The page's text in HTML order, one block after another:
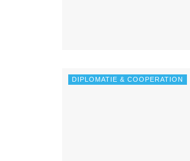
DIPLOMATIE & COOPERATION